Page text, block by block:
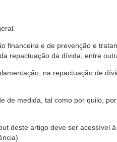
financeira e de prevenção e
repactuação da dívida, entre
na repactuação de
de medida, tal como por quilo,
deste artigo deve ser acessível